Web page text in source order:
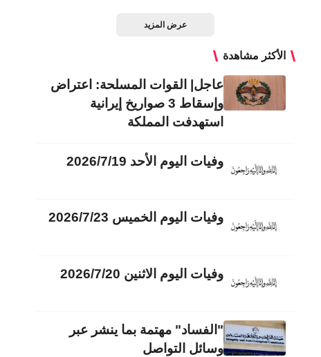
عرض المزيد
الأكثر مشاهدة
عاجل| القوات المسلحة: اعتراض
وإسقاط 3 صواريخ إيرانية
استهدفت المملكة
وفيات اليوم الأحد 2026/7/19
وفيات اليوم الخميس 2026/7/23
وفيات اليوم الاثنين 2026/7/20
"الفساد" مهتمة بما ينشر عبر
وسائل التواصل